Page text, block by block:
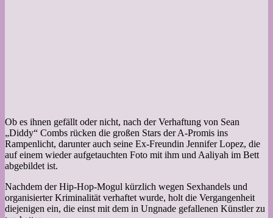
Ob es ihnen gefällt oder nicht, nach der Verhaftung von Sean
„Diddy“ Combs rücken die großen Stars der A-Promis ins
Rampenlicht, darunter auch seine Ex-Freundin Jennifer Lopez, die
auf einem wieder aufgetauchten Foto mit ihm und Aaliyah im Bett
abgebildet ist.
Nachdem der Hip-Hop-Mogul kürzlich wegen Sexhandels und
organisierter Kriminalität verhaftet wurde, holt die Vergangenheit
diejenigen ein, die einst mit dem in Ungnade gefallenen Künstler zu